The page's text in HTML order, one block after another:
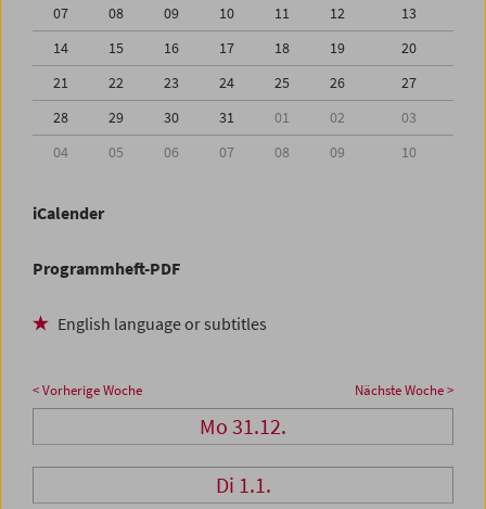
07
08 09 10 11 12
13
14
15 16 17 18 19
20
21
22 23 24 25 26
27
28
29 30 31 01 02
03
04
05 06 07 08 09 10
iCalender
Programmheft-PDF
English language or subtitles
< Vorherige Woche Nächste Woche >
Mo 31.12.
Di 1.1.